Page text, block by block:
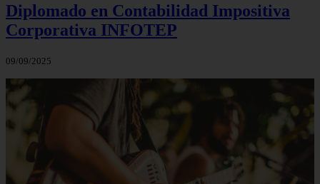
Diplomado en Contabilidad Impositiva
Corporativa INFOTEP
09/09/2025